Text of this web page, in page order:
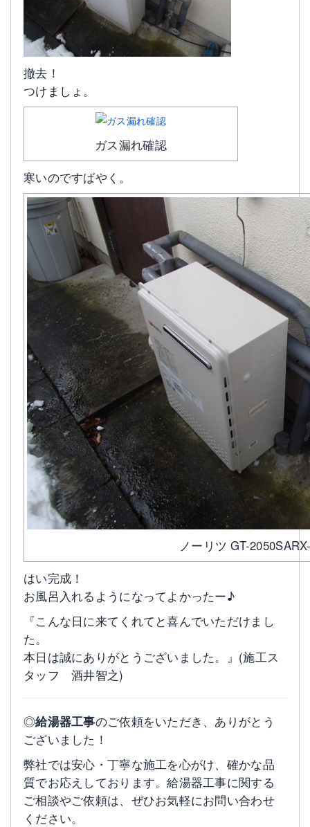
撤去！
つけましょ。
ガス漏れ確認
寒いのですばやく。
ノーリツ GT-
はい完成！
お風呂入れるようになってよかったー♪
『こんな日に来てくれてと喜んでいただけまし
た。
本日は誠にありがとうございました。』(施工ス
タッフ 酒井智之)
◎給湯器工事のご依頼をいただき、ありがとう
ございました！
弊社では安心・丁寧な施工を心がけ、確かな品
質でお応えしております。給湯器工事に関する
ご相談やご依頼は、ぜひお気軽にお問い合わせ
ください。